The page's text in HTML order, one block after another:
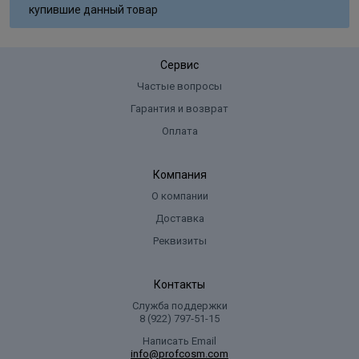
купившие данный товар
Сервис
Частые вопросы
Гарантия и возврат
Оплата
Компания
О компании
Доставка
Реквизиты
Контакты
Служба поддержки
8 (922) 797‑51-15
Написать Email
info@profcosm.com